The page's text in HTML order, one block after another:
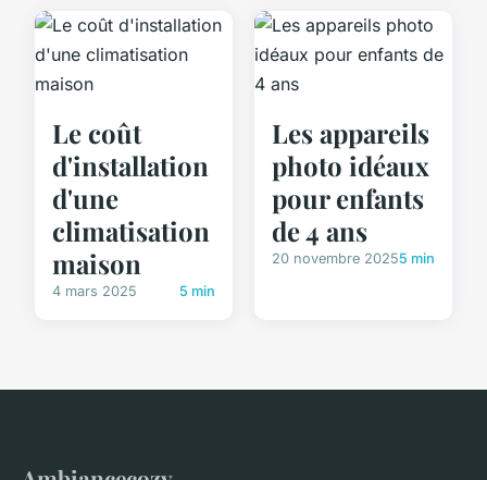
Le coût
d'installation
d'une
climatisation
maison
4 mars 2025 5 min
Les appareils
photo idéaux
pour enfants
de 4 ans
20 novembre 20255 min